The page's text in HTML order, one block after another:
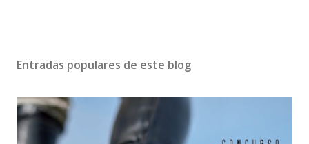
Entradas populares de este blog